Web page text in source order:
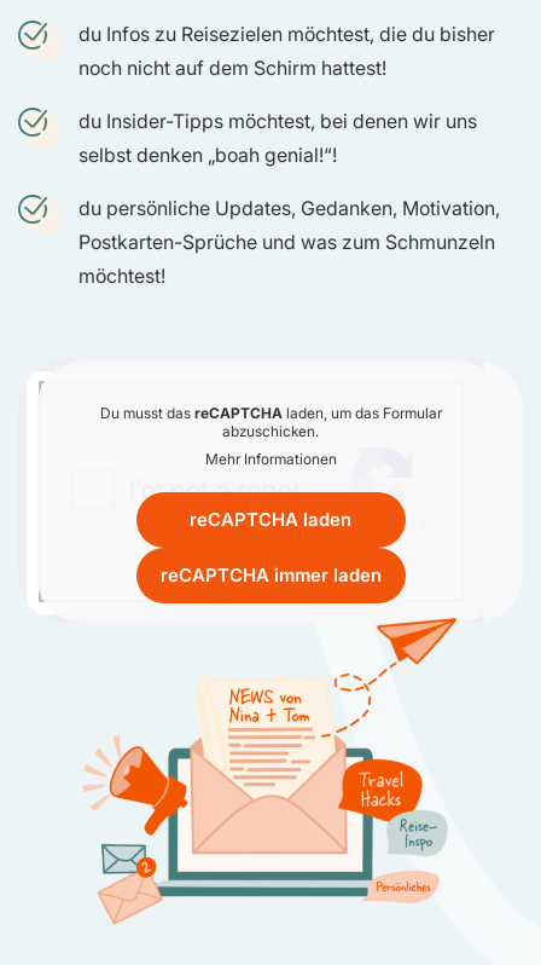
du Infos zu Reisezielen möchtest, die du bisher
noch nicht auf dem Schirm hattest!
du Insider-Tipps möchtest, bei denen wir uns
selbst denken „boah genial!“!
du persönliche Updates, Gedanken, Motivation,
Postkarten-Sprüche und was zum Schmunzeln
möchtest!
Du musst das reCAPTCHAladen, um das Formular
abzuschicken.
Mehr Informationen
reCAPTCHA laden
reCAPTCHA immer laden